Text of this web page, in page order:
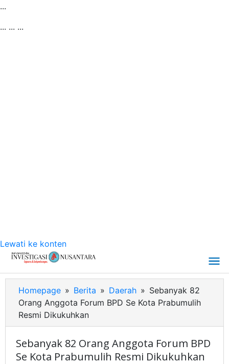
...
... ... ...
Lewati ke konten
Homepage » Berita » Daerah » Sebanyak 82
Orang Anggota Forum BPD Se Kota Prabumulih
Resmi Dikukuhkan
Sebanyak 82 Orang Anggota Forum BPD
Se Kota Prabumulih Resmi Dikukuhkan